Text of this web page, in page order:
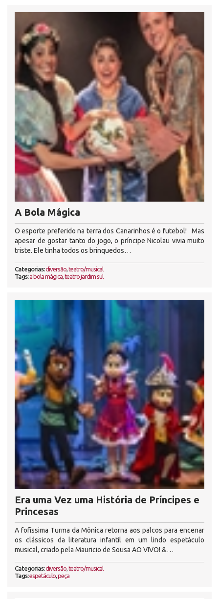
A Bola Mágica
O esporte preferido na terra dos Canarinhos é o futebol! Mas
apesar de gostar tanto do jogo, o príncipe Nicolau vivia muito
triste. Ele tinha todos os brinquedos…
Categorias:diversão,teatro/musical
Tags:a bola mágica,teatro jardim sul
Era uma Vez uma História de Príncipes e
Princesas
A fofíssima Turma da Mônica retorna aos palcos para encenar
os clássicos da literatura infantil em um lindo espetáculo
musical, criado pela Mauricio de Sousa AO VIVO! &…
Categorias:diversão,teatro/musical
Tags:espetáculo,peça